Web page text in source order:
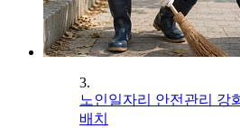
3.
노인일자리 안전관리 강
배치